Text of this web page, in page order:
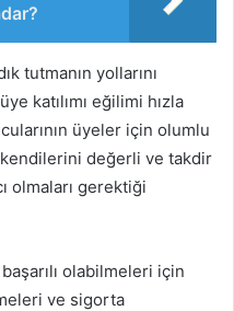
tutmanın yollarını
katılımı eğilimi hızla
üyeler için olumlu
değerli ve takdir
olmaları gerektiği
olabilmeleri için
ve sigorta